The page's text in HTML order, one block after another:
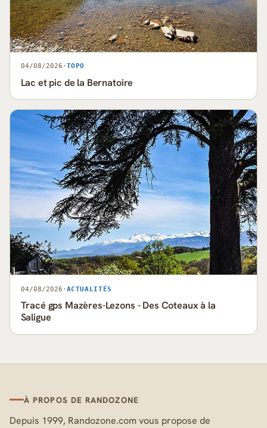
04/08/2026 · TOPO
Lac et pic de la Bernatoire
04/08/2026 · ACTUALITÉS
Tracé gps Mazères-Lezons - Des Coteaux à la
Saligue
À PROPOS DE RANDOZONE
Depuis 1999, Randozone.com vous propose de